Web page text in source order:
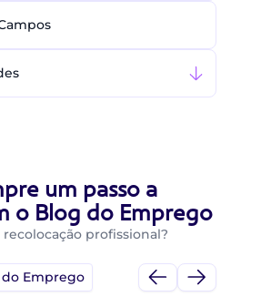
um passo a
o Blog do Emprego
recolocação profissional?
do Emprego